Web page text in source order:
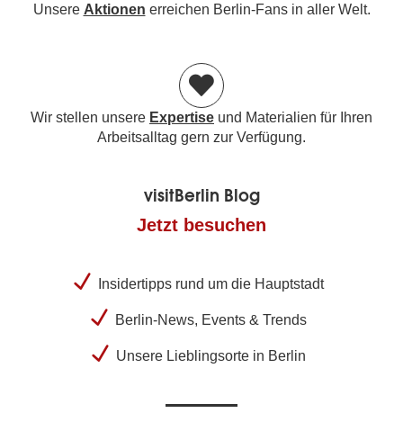
Unsere Aktionen erreichen Berlin-Fans in aller Welt.
Wir stellen unsere Expertise und Materialien für Ihren
Arbeitsalltag gern zur Verfügung.
visitBerlin Blog
Jetzt besuchen
Insidertipps rund um die Hauptstadt
Berlin-News, Events & Trends
Unsere Lieblingsorte in Berlin